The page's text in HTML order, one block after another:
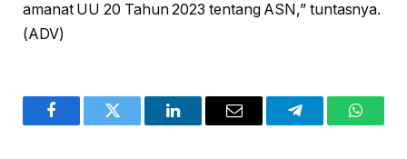
amanat UU 20 Tahun 2023 tentang ASN,” tuntasnya.
(ADV)
FacebookTwitter LinkedInEmail Telegram